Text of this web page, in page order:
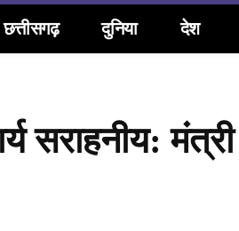
छत्तीसगढ़ दुनिया देश
सराहनीय: